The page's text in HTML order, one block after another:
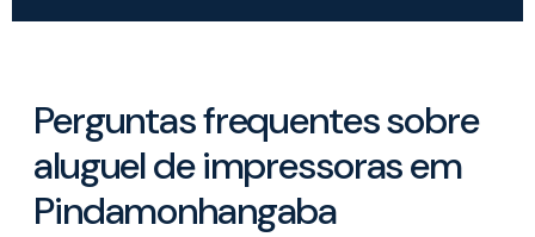
Perguntas frequentes sobre
aluguel de impressoras em
Pindamonhangaba